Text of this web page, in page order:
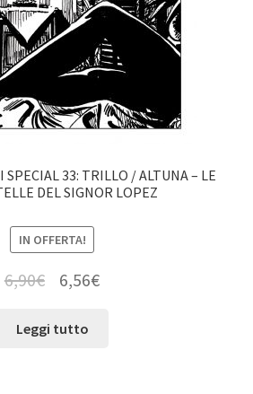
SPECIAL 33: TRILLO / ALTUNA – LE
DEL SIGNOR LOPEZ
IN OFFERTA!
6,90€ 6,56€
Leggi tutto